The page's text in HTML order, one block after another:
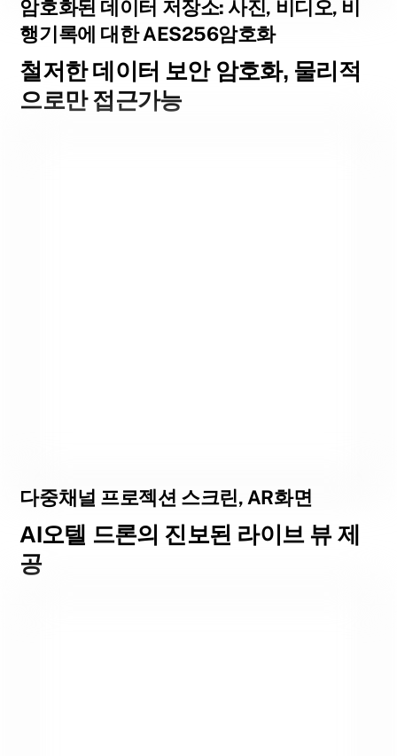
암호화된 데이터 저장소: 사진, 비디오, 비
행기록에 대한 AES256암호화
철저한 데이터 보안 암호화, 물리적
으로만 접근가능
다중채널 프로젝션 스크린, AR화면
AI오텔 드론의 진보된 라이브 뷰 제
공